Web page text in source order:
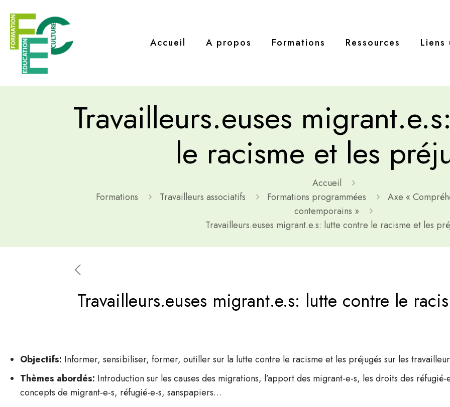
Accueil A propos Formations Ressources Liens
Travailleurs.euses
le racisme et les
Accueil
Formations
Travailleurs associatifs Formations programmées
Axe «
contemporains »
Travailleurs.euses migrant.e.s: lutte contre le racisme et les
Travailleurs.euses migrant.e.s: lutte contre le
Objectifs: Informer, sensibiliser, former, outiller sur la lutte contre le racisme et les préjugés sur les
Thèmes abordés: Introduction sur les causes des migrations, l’apport des migrant-e-s, les droits des
concepts de migrant-e-s, réfugié-e-s, sanspapiers…